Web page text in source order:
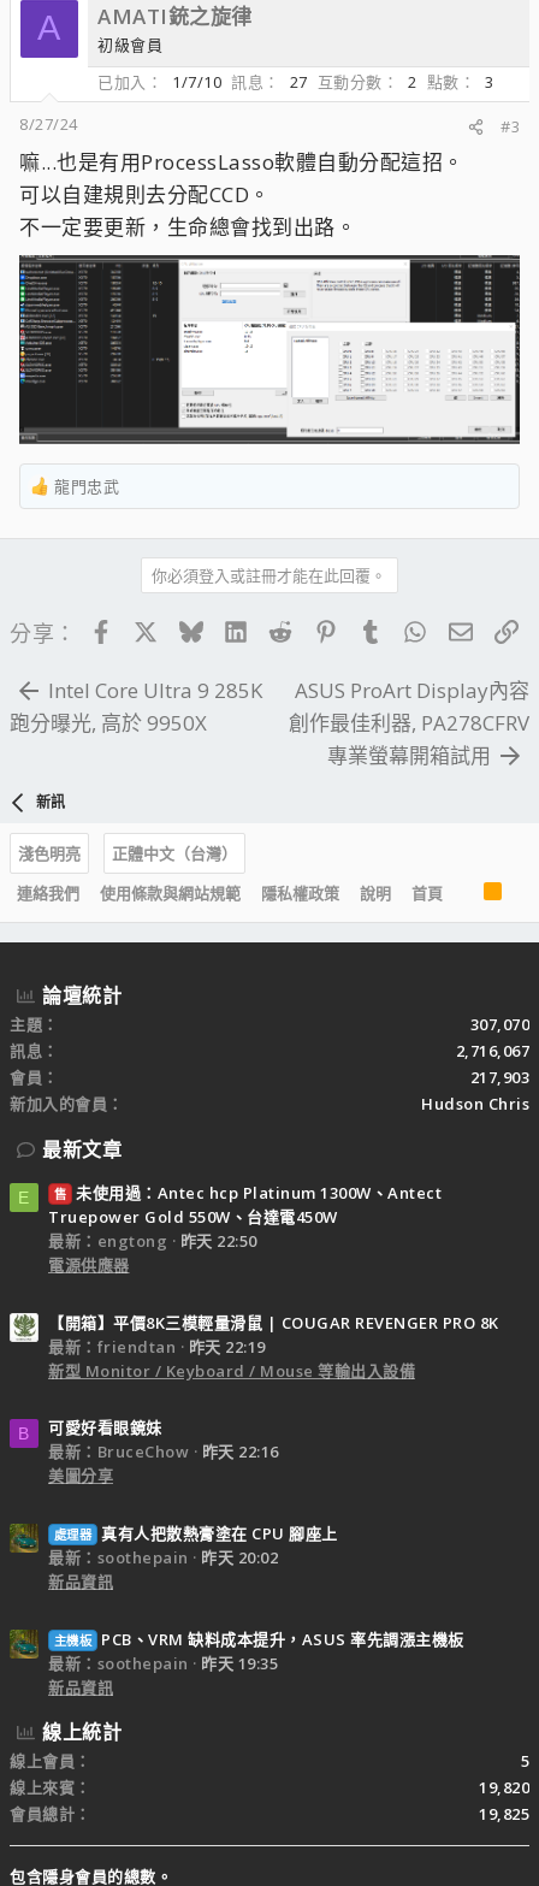
A AMATI銃之旋律
初級會員
已加入
1/7/10 訊息 27 互動分數 2 點數
3
8/27/24
#3
嘛...也是有用ProcessLasso軟體自動分配這招。
可以自建規則去分配CCD。
不一定要更新，生命總會找到出路。
R
a
o
s
：
龍門忠武
你必須登入或註冊才能在此回覆。
分享： FacebookBlueskyLinkedIn
Reddit PinterestTumblrWhatsApp
電子
Intel Core Ultra 9 285K
跑分曝光, 高於 9950X
ASUS ProArt Display內容
創作最佳利器, PA278CFRV
專業螢幕開箱試用
新訊
淺色明亮
正體中文（台灣）
連絡我們
使用條款與網站規範 隱私權政策 說明 首頁
S
論壇統計
主題
307,070
訊息
2,716,067
會員
217,903
新加入的會員
Hudson Chris
最新文章
E 售 未使用過：Antec hcp Platinum 1300W、Antect
Truepower Gold 550W、台達電450W
最新：engtong
昨天 22:50
電源供應器
【開箱】平價8K三模輕量滑鼠 | COUGAR REVENGER PRO 8K
最新：friendtan
昨天 22:19
新型 Monitor / Keyboard / Mouse 等輸出入設備
B
可愛好看眼鏡妹
最新：BruceChow
昨天 22:16
美圖分享
處理器 真有人把散熱膏塗在 CPU 腳座上
最新：soothepain
昨天 20:02
新品資訊
主機板
PCB、VRM 缺料成本提升，ASUS 率先調漲主機板
最新：soothepain
昨天 19:35
新品資訊
線上統計
線上會員
5
線上來賓
19,820
會員總計
19,825
包含隱身會員的總數。